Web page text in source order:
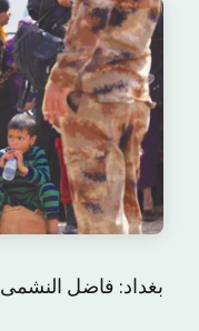
بغداد: فاضل النشمی